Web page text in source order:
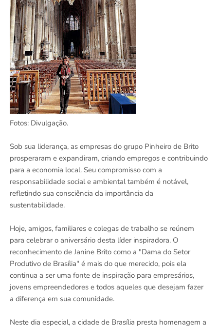
Fotos: Divulgação.
Sob sua liderança, as empresas do grupo Pinheiro de Brito
prosperaram e expandiram, criando empregos e contribuindo
para a economia local. Seu compromisso com a
responsabilidade social e ambiental também é notável,
refletindo sua consciência da importância da
sustentabilidade.
Hoje, amigos, familiares e colegas de trabalho se reúnem
para celebrar o aniversário desta líder inspiradora. O
reconhecimento de Janine Brito como a "Dama do Setor
Produtivo de Brasília" é mais do que merecido, pois ela
continua a ser uma fonte de inspiração para empresários,
jovens empreendedores e todos aqueles que desejam fazer
a diferença em sua comunidade.
Neste dia especial, a cidade de Brasília presta homenagem a